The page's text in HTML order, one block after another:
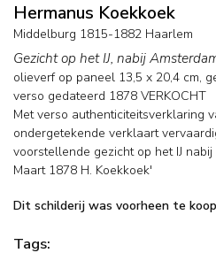
Hermanus Koekkoek
Middelburg 1815-1882 Haarlem
Gezicht op het IJ, nabij
olieverf op paneel 13,5 x 20,4 cm,
verso gedateerd 1878 VERKOCHT
Met verso authenticiteitsverklaring
ondergetekende verklaart
voorstellende gezicht op het IJ
Maart 1878 H. Koekkoek'
Dit schilderij was voorheen te
Tags: